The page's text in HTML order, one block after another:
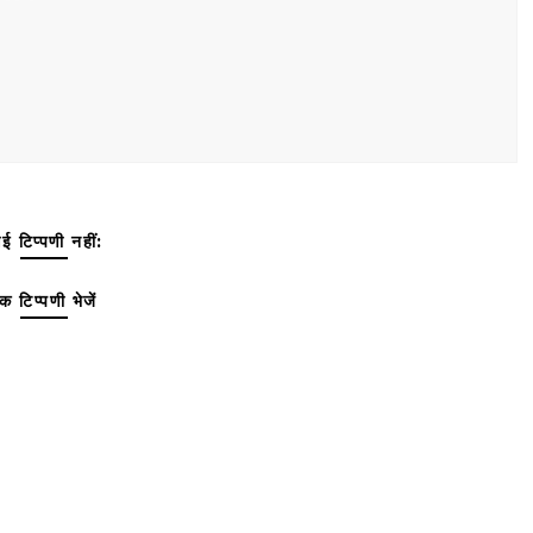
टिप्पणी नहीं:
टिप्पणी भेजें